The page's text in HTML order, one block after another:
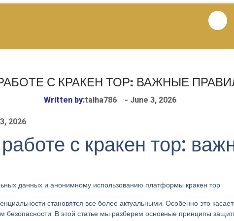
С КРАКЕН ТОР: ВАЖНЫЕ
Written by:talha786 - June 3, 2026
2026
с кракен тор:
данных и анонимному использованию платформы кракен тор.
становятся все более актуальными. Особенно это
безопасности. В этой статье мы разберем основные принципы